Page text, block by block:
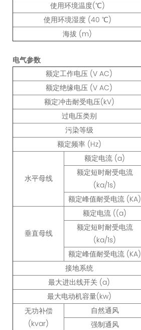
使用环境温度(℃)
使用环境湿度 (40 ℃)
海拔 (m)
电气参数
额定工作电压 (V AC)
额定绝缘电压 (V AC)
额定冲击耐受电压(kV)
过电压类别
污染等级
额定频率 (Hz)
水平母线
额定电流 (a)
额定短时耐受电流
(ka/1s)
额定峰值耐受电流 (KA)
垂直母线
额定电流 ((a)
额定短时耐受电流
(ka/1s)
额定峰值耐受电流 (KA)
接地系统
最大进出线开关 (a)
最大电动机容量(kw)
无功补偿
(kvar)
自然通风
强制通风